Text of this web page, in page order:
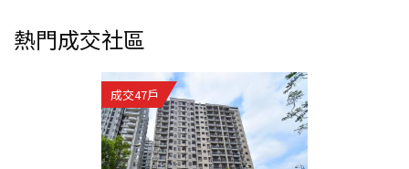
熱門成交社區
成交47戶